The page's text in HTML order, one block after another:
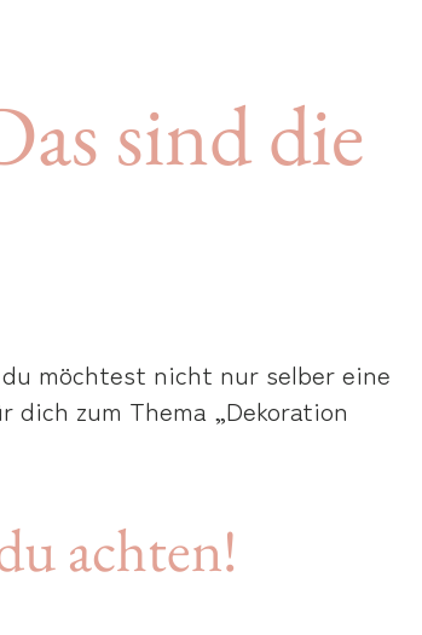
sind die
möchtest nicht nur selber eine
zum Thema „Dekoration
achten!